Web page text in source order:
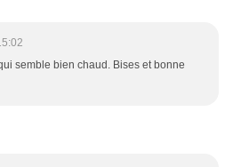
semble bien chaud. Bises et bonne